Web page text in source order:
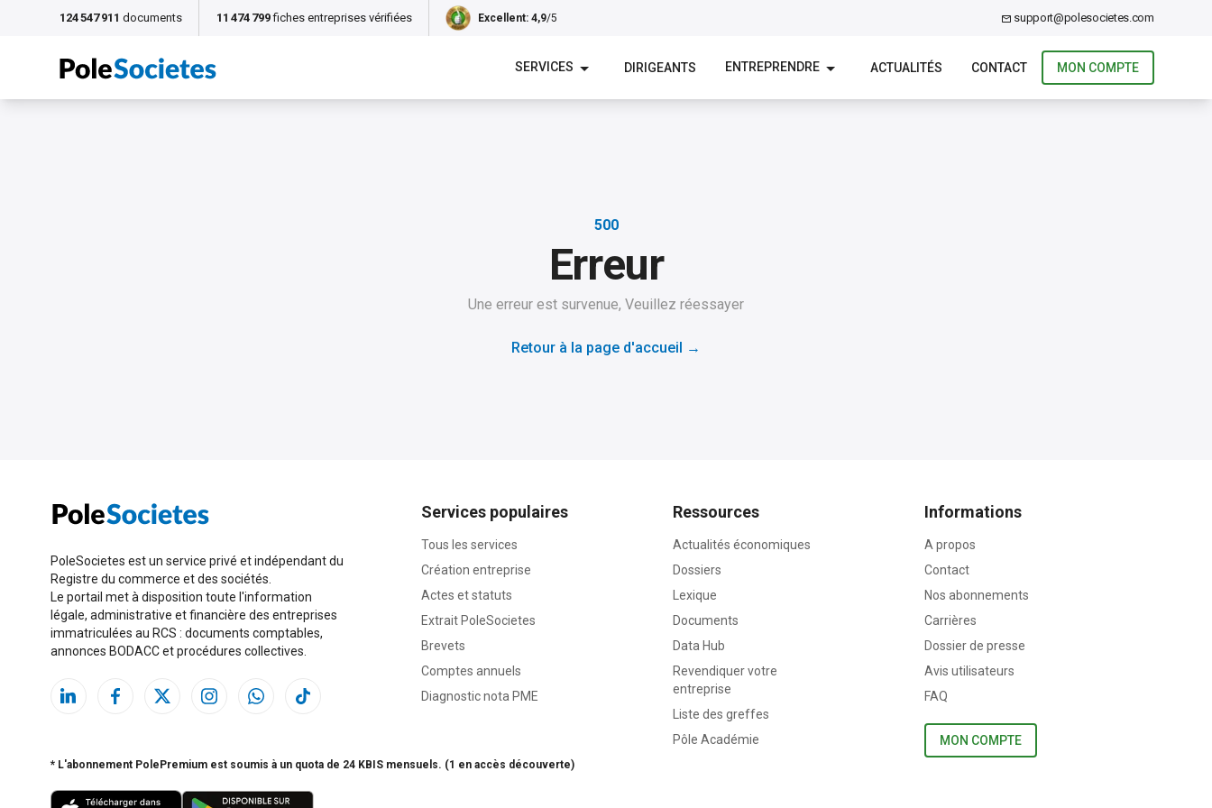
124 547 911 documents 11 474 799 fiches entreprises vérifiées Excellent: 4,9/5 support@polesocietes.com
SERVICES DIRIGEANTS ENTREPRENDRE ACTUALITÉS CONTACT MON COMPTE
500
Erreur
Une erreur est survenue, Veuillez réessayer
Retour à la page d'accueil →
PoleSocietes est un service privé et indépendant du
Registre du commerce et des sociétés.
Le portail met à disposition toute l'information
légale, administrative et financière des entreprises
immatriculées au RCS : documents comptables,
annonces BODACC et procédures collectives.
Services populaires
Tous les services
Création entreprise
Actes et statuts
Extrait PoleSocietes
Brevets
Comptes annuels
Diagnostic nota PME
Ressources
Actualités économiques
Dossiers
Lexique
Documents
Data Hub
Revendiquer votre
entreprise
Liste des greffes
Pôle Académie
Informations
A propos
Contact
Nos abonnements
Carrières
Dossier de presse
Avis utilisateurs
FAQ
MON COMPTE
* L'abonnement PolePremium est soumis à un quota de 24 KBIS mensuels. (1 en accès découverte)